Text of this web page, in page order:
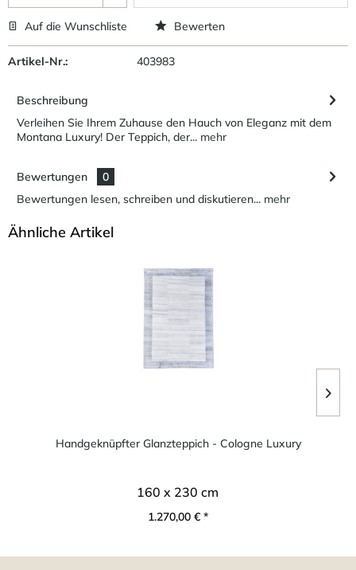
Auf die Wunschliste Bewerten
Artikel-Nr.: 403983
Beschreibung
Verleihen Sie Ihrem Zuhause den Hauch von Eleganz mit dem
Montana Luxury! Der Teppich, der... mehr
Bewertungen
0
Bewertungen lesen, schreiben und diskutieren... mehr
Ähnliche Artikel
Handgeknüpfter Glanzteppich - Cologne Luxury
160 x 230 cm
1.270,00 € *